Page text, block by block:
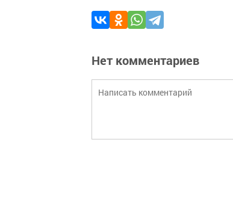
Нет комментариев